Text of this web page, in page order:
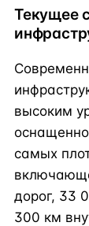
Текущее
высоким
самых
дорог, 33
300 км